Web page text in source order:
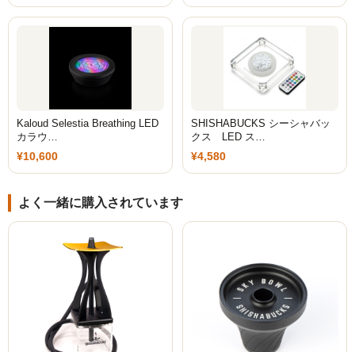
MMW
シーシャ初心者向けメディア記事
ゆっくり解説
自宅シーシャ
シーシャ機材
シーシャ屋開業について
Kaloud Selestia Breathing LED
カラウ…
¥10,600
SHISHABUCKS シーシャバッ
クス LED ス…
¥4,580
よく一緒に購入されています